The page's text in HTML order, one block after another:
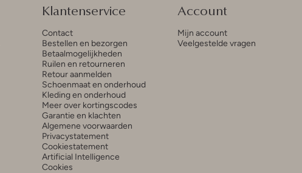
Klantenservice
Contact
Bestellen en bezorgen
Betaalmogelijkheden
Ruilen en retourneren
Retour aanmelden
Schoenmaat en onderhoud
Kleding en onderhoud
Meer over kortingscodes
Garantie en klachten
Algemene voorwaarden
Privacystatement
Cookiestatement
Artificial Intelligence
Cookies
Account
Mijn account
Veelgestelde vragen